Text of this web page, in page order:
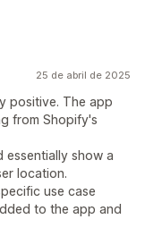
25 de abril de 2025
positive. The app
from Shopify's
essentially show a
location.
use case
to the app and